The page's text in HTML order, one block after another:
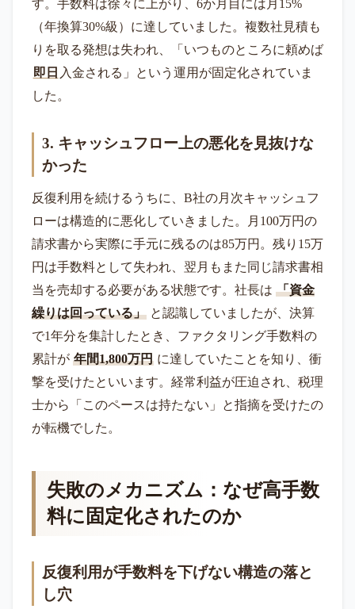
す。手数料は徐々に上がり、6か月目には月15%
（年換算30%級）に達していました。複数社見積も
りを取る発想は失われ、「いつものところに頼めば
即日 入金される」という運用が固定化されていま
した。
3. キャッシュフロー上の悪化を見抜けな
かった
反復利用を続けるうちに、B社の月次キャッシュフ
ローは構造的に悪化していきました。月100万円の
請求書から実際に手元に残るのは85万円。残り15万
円は手数料として失われ、翌月もまた同じ請求書相
当を売却する必要がある状態です。社長は 「資金
繰りは回っている」と認識していましたが、決算
で1年分を集計したとき、ファクタリング手数料の
累計が 年間1,800万円に達していたことを知り、衝
撃を受けたといいます。経常利益が圧迫され、税理
士から「このペースは持たない」と指摘を受けたの
が転機でした。
失敗のメカニズム：なぜ高手数
料に固定化されたのか
反復利用が手数料を下げない構造の落と
し穴